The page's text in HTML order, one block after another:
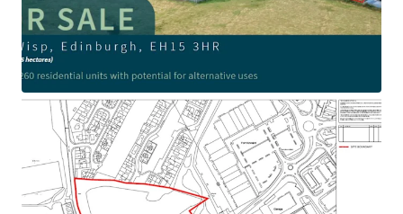
residential led development with capacity for up to 260
units
Located in an established residential, retail,
commercial and leisure location - excellent potential
for mixed use proposals
The brownfield site extends to approximately 6.6
hectares (16.3 acres)
PPiP with 25% Affordable Housing allocation
Offers sought for the Heritable (Freehold) Interest in
the site as a whole